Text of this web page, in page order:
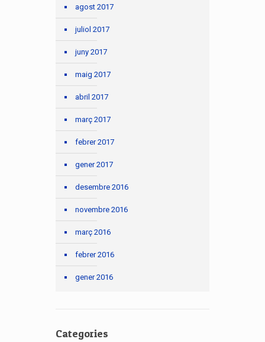
agost 2017
juliol 2017
juny 2017
maig 2017
abril 2017
març 2017
febrer 2017
gener 2017
desembre 2016
novembre 2016
març 2016
febrer 2016
gener 2016
Categories